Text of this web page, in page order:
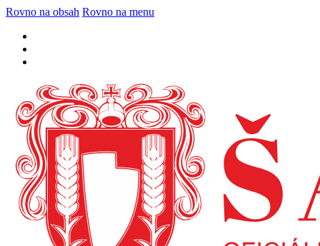
Rovno na obsah Rovno na menu